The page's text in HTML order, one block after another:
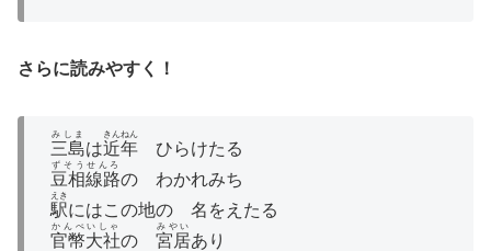
さらに読みやすく！
三島
みしま
は近年
きんねん
ひらけたる
豆相線路
ずそうせんろ
の わかれみち
駅
えき
にはこの地の 名をえたる
官幣大社
かんぺいしゃ
の 宮居
みやい
あり